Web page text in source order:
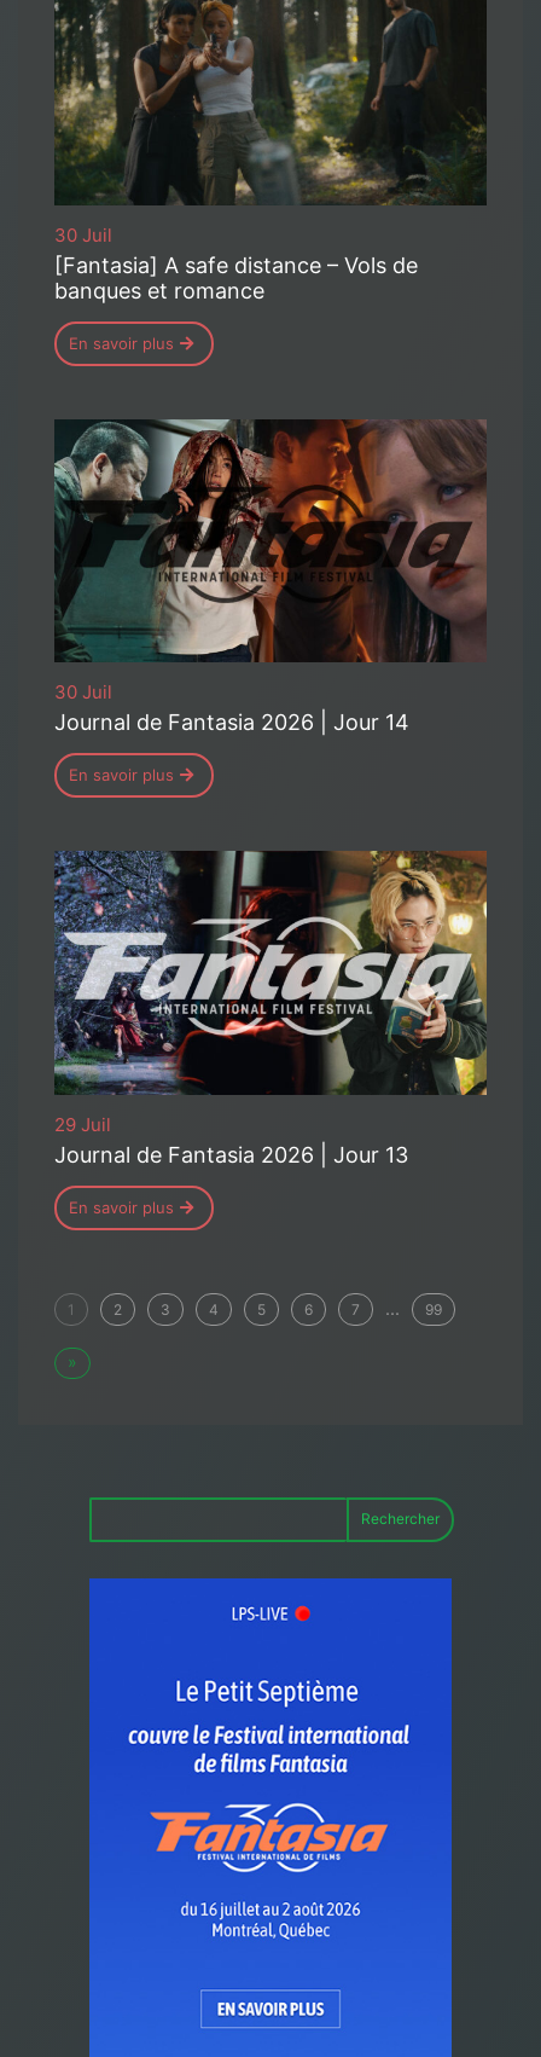
30 Juil
[Fantasia] A safe distance – Vols de
banques et romance
En savoir plus
30 Juil
Journal de Fantasia 2026 | Jour 14
En savoir plus
29 Juil
Journal de Fantasia 2026 | Jour 13
En savoir plus
1 2 3 4 5 6 7 ... 99
»
Rechercher